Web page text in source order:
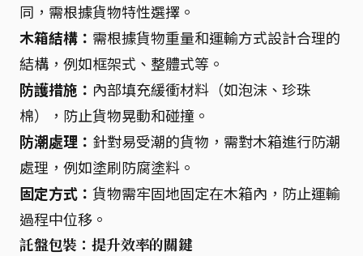
同，需根據貨物特性選擇。
木箱結構： 需根據貨物重量和運輸方式設計合理的
結構，例如框架式、整體式等。
防護措施： 內部填充緩衝材料（如泡沫、珍珠
棉），防止貨物晃動和碰撞。
防潮處理： 針對易受潮的貨物，需對木箱進行防潮
處理，例如塗刷防腐塗料。
固定方式： 貨物需牢固地固定在木箱內，防止運輸
過程中位移。
託盤包裝：提升效率的關鍵